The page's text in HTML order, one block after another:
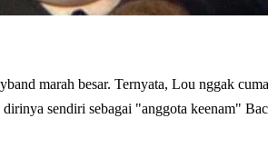
marah besar. Ternyata, Lou nggak
sendiri sebagai "anggota keenam"